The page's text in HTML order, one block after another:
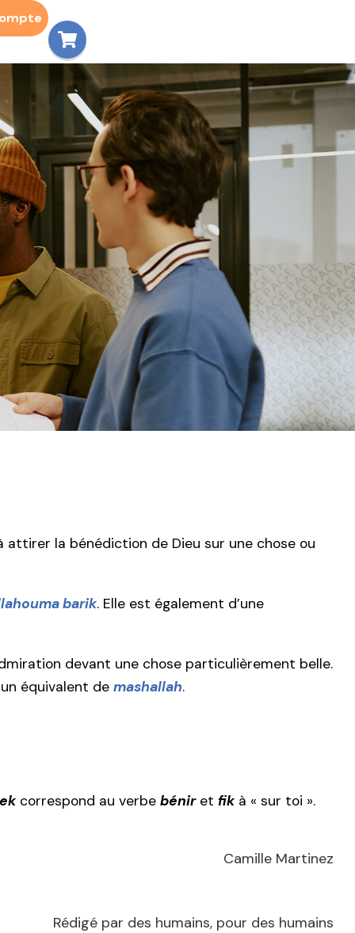
attirer la bénédiction de Dieu sur une chose ou
barik. Elle est également d’une
devant une chose particulièrement belle.
équivalent de mashallah.
correspond au verbe béniret fik à « sur toi ».
Camille Martinez
Rédigé par des humains, pour des humains